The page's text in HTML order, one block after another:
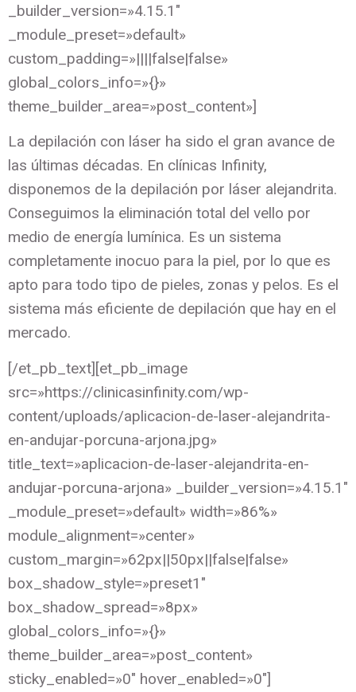
_builder_version=»4.15.1″
_module_preset=»default»
custom_padding=»||||false|false»
global_colors_info=»{}»
theme_builder_area=»post_content»]
La depilación con láser ha sido el gran avance de
las últimas décadas. En clínicas Infinity,
disponemos de la depilación por láser alejandrita.
Conseguimos la eliminación total del vello por
medio de energía lumínica. Es un sistema
completamente inocuo para la piel, por lo que es
apto para todo tipo de pieles, zonas y pelos. Es el
sistema más eficiente de depilación que hay en el
mercado.
[/et_pb_text][et_pb_image
src=»https://clinicasinfinity.com/wp-
content/uploads/aplicacion-de-laser-alejandrita-
en-andujar-porcuna-arjona.jpg»
title_text=»aplicacion-de-laser-alejandrita-en-
andujar-porcuna-arjona» _builder_version=»4.15.1″
_module_preset=»default» width=»86%»
module_alignment=»center»
custom_margin=»62px||50px||false|false»
box_shadow_style=»preset1″
box_shadow_spread=»8px»
global_colors_info=»{}»
theme_builder_area=»post_content»
sticky_enabled=»0″ hover_enabled=»0″]